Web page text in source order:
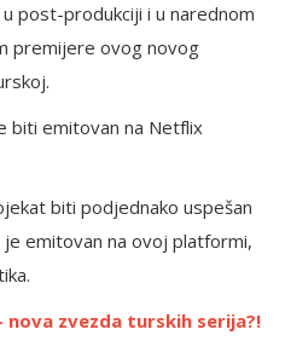
post-produkciji i u narednom
premijere ovog novog
biti emitovan na Netflix
biti podjednako uspešan
emitovan na ovoj platformi,
nova zvezda turskih serija?!